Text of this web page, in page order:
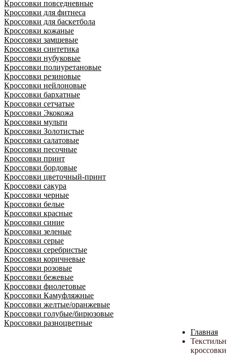
Кроссовки повседневные
Кроссовки для фитнеса
Кроссовки для баскетбола
Кроссовки кожаные
Кроссовки замшевые
Кроссовки синтетика
Кроссовки нубуковые
Кроссовки полиуретановые
Кроссовки резиновые
Кроссовки нейлоновые
Кроссовки бархатные
Кроссовки сетчатые
Кроссовки Экокожа
Кроссовки мульти
Кроссовки Золотистые
Кроссовки салатовые
Кроссовки песочные
Кроссовки принт
Кроссовки бордовые
Кроссовки цветочный-принт
Кроссовки сакура
Кроссовки черные
Кроссовки белые
Кроссовки красные
Кроссовки синие
Кроссовки зеленые
Кроссовки серые
Кроссовки серебристые
Кроссовки коричневые
Кроссовки розовые
Кроссовки бежевые
Кроссовки фиолетовые
Кроссовки Камуфляжные
Кроссовки желтые/оранжевые
Кроссовки голубые/бирюзовые
Кроссовки разноцветные
Главная
кроссовки